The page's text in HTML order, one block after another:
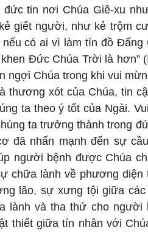
tin nơi Chúa Giê-xu
giết người, như kẻ trộm
có ai vì làm tín đồ Đấng
Đức Chúa Trời là hơn”
ngợi Chúa trong khi vui
thương xót của Chúa, tin
ta theo ý tốt của Ngài.
ta trưởng thành trong
đã nhấn mạnh đến sự
người bệnh được Chúa
chữa lành về phương diện
lão, sự xưng tội giữa
lành và tha thứ cho
thiết giữa tín nhân với